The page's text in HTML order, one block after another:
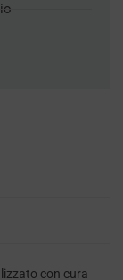
con cura